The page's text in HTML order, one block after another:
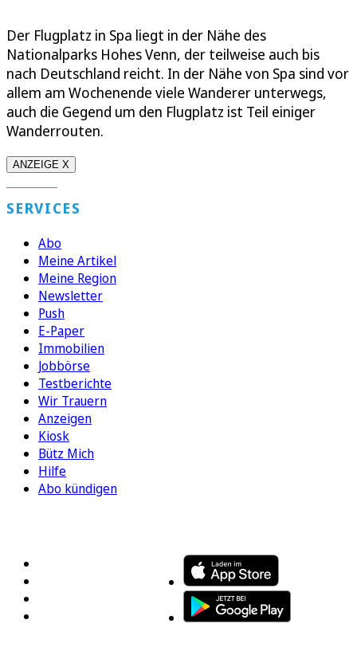
Der Flugplatz in Spa liegt in der Nähe des
Nationalparks Hohes Venn, der teilweise auch bis
nach Deutschland reicht. In der Nähe von Spa sind vor
allem am Wochenende viele Wanderer unterwegs,
auch die Gegend um den Flugplatz ist Teil einiger
Wanderrouten.
ANZEIGE X
SERVICES
Abo
Meine Artikel
Meine Region
Newsletter
Push
E-Paper
Immobilien
Jobbörse
Testberichte
Wir Trauern
Anzeigen
Kiosk
Bütz Mich
Hilfe
Abo kündigen